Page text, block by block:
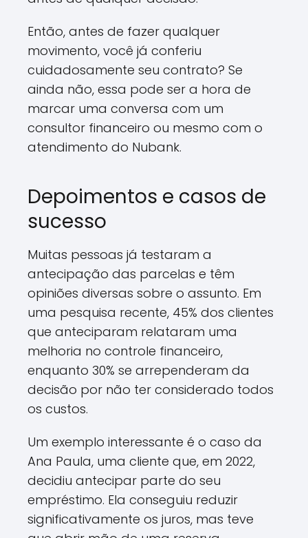
Então, antes de fazer qualquer
movimento, você já conferiu
cuidadosamente seu contrato? Se
ainda não, essa pode ser a hora de
marcar uma conversa com um
consultor financeiro ou mesmo com o
atendimento do Nubank.
Depoimentos e casos de
sucesso
Muitas pessoas já testaram a
antecipação das parcelas e têm
opiniões diversas sobre o assunto. Em
uma pesquisa recente, 45% dos clientes
que anteciparam relataram uma
melhoria no controle financeiro,
enquanto 30% se arrependeram da
decisão por não ter considerado todos
os custos.
Um exemplo interessante é o caso da
Ana Paula, uma cliente que, em 2022,
decidiu antecipar parte do seu
empréstimo. Ela conseguiu reduzir
significativamente os juros, mas teve